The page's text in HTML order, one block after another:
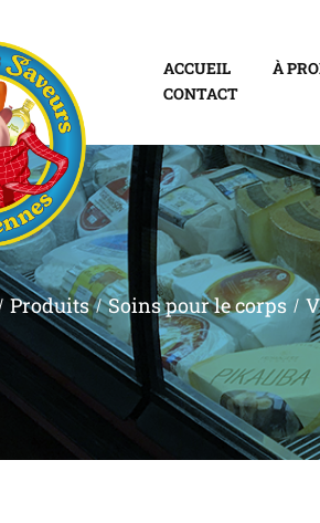
ACCUEIL
À
CONTACT
Produits Soins pour le corps